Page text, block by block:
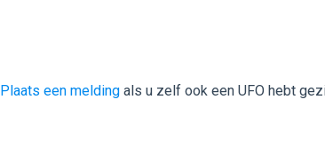
Plaats een melding als u zelf ook een UFO hebt